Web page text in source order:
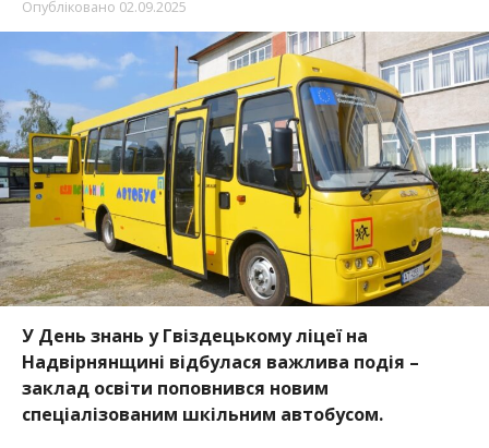
Опубліковано 02.09.2025
У День знань у Гвіздецькому ліцеї на
Надвірнянщині відбулася важлива подія –
заклад освіти поповнився новим
спеціалізованим шкільним автобусом.